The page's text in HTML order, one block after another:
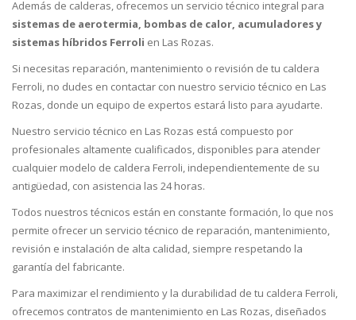
Además de calderas, ofrecemos un servicio técnico integral para
sistemas de aerotermia, bombas de calor, acumuladores y
sistemas híbridos Ferroli en Las Rozas.
Si necesitas reparación, mantenimiento o revisión de tu caldera
Ferroli, no dudes en contactar con nuestro servicio técnico en Las
Rozas, donde un equipo de expertos estará listo para ayudarte.
Nuestro servicio técnico en Las Rozas está compuesto por
profesionales altamente cualificados, disponibles para atender
cualquier modelo de caldera Ferroli, independientemente de su
antigüedad, con asistencia las 24 horas.
Todos nuestros técnicos están en constante formación, lo que nos
permite ofrecer un servicio técnico de reparación, mantenimiento,
revisión e instalación de alta calidad, siempre respetando la
garantía del fabricante.
Para maximizar el rendimiento y la durabilidad de tu caldera Ferroli,
ofrecemos contratos de mantenimiento en Las Rozas, diseñados